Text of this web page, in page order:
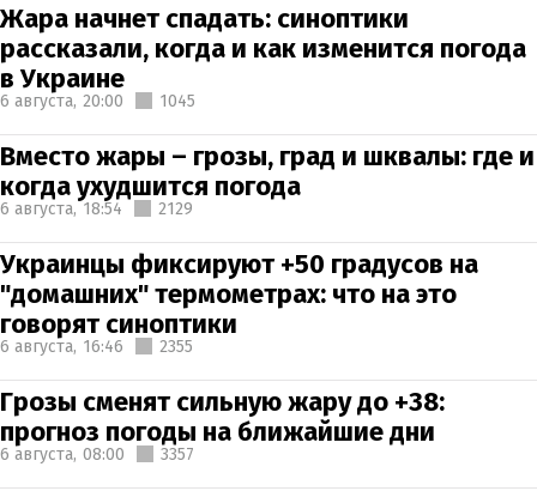
Жара начнет спадать: синоптики
рассказали, когда и как изменится погода
в Украине
6 августа, 20:00 1045
Вместо жары – грозы, град и шквалы: где и
когда ухудшится погода
6 августа, 18:54 2129
Украинцы фиксируют +50 градусов на
"домашних" термометрах: что на это
говорят синоптики
6 августа, 16:46 2355
Грозы сменят сильную жару до +38:
прогноз погоды на ближайшие дни
6 августа, 08:00 3357